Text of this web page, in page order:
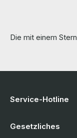
Die mit einem
Service-Hotline
Gesetzliches